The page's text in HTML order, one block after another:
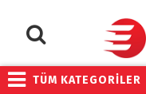
TÜM KATEGORİLER